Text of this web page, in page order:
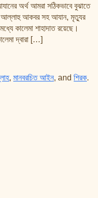
অর্থ আমরা সঠিকভাবে বুঝাতে
আল্লাহু আকবর সহ আযান, মৃত্যুর
কালেমা শাহাদাত রয়েছে।
দ্বারা […]
,মানবরচিত আইন, andশিরক.